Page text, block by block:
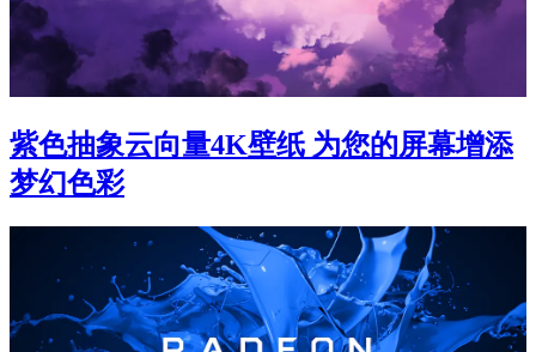
紫色抽象云向量4K壁纸 为您的屏幕增添
梦幻色彩